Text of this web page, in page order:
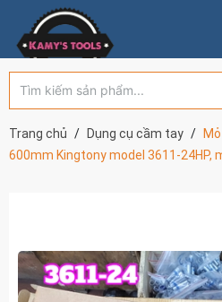
Trang chủ Dụng cụ cầm tay
600mm Kingtony model 3611-24HP,